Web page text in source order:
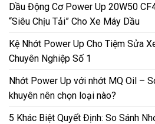
Dầu Động Cơ Power Up 20W50
“Siêu Chịu Tải” Cho Xe Máy Dầu
Kệ Nhớt Power Up Cho Tiệm Sửa
Chuyên Nghiệp Số 1
Nhớt Power Up với nhớt MQ Oil –
khuyên nên chọn loại nào?
5 Khác Biệt Quyết Định: So Sánh